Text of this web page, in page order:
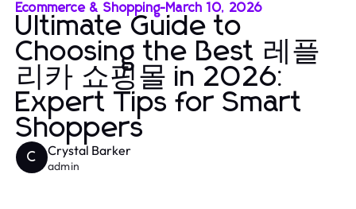
Ecommerce & Shopping-March 10, 2026
Ultimate Guide to
Choosing the Best 레플
리카 쇼핑몰 in 2026:
Expert Tips for Smart
Shoppers
C Crystal Barker
admin